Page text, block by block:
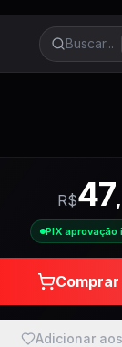
Buscar...
R$47,
PIX aprovação
Adicionar